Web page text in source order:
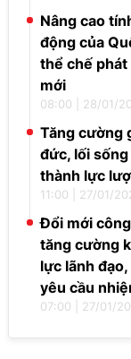
Nâng cao
động của
thể chế
mới
08:00 28/01/
Tăng cường
đức, lối
thành lực
11:00 27/01/
Đổi mới
tăng cường
lực lãnh
yêu cầu
07:00 27/01/